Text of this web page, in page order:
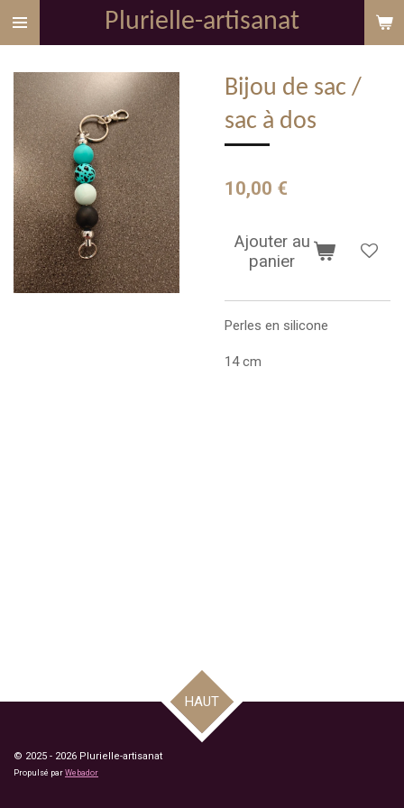
Passer
au
principal
Plurielle-artisanat
Bijou de sac /
sac à dos
10,00 €
Ajouter au
panier
Perles en silicone
14 cm
HAUT
© 2025 - 2026 Plurielle-artisanat
Propulsé par Webador